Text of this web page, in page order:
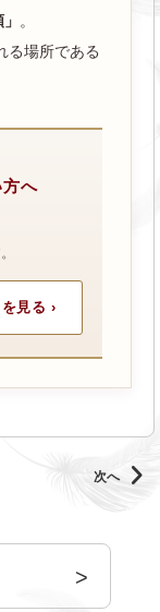
。
る場所である
へ
見る ›
次へ